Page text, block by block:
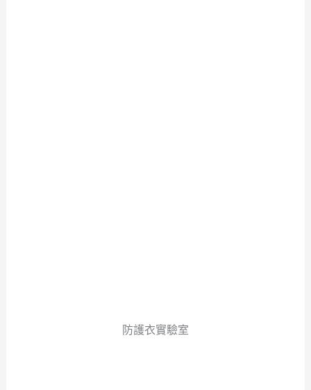
防護衣實驗室